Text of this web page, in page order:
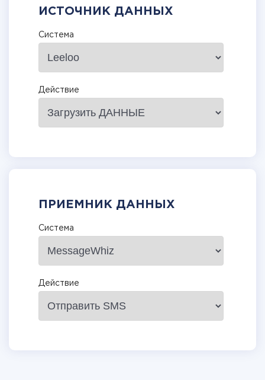
ИСТОЧНИК ДАННЫХ
Система
Действие
ПРИЕМНИК ДАННЫХ
Система
Действие